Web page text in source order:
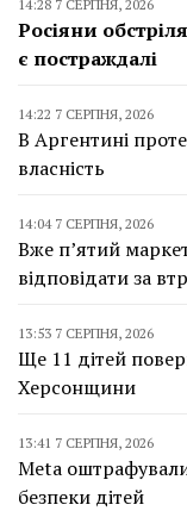
14:28 7 СЕРПНЯ, 2026
Росіяни
є постраждалі
14:22 7 СЕРПНЯ, 2026
В Аргентині
власність
14:04 7 СЕРПНЯ, 2026
Вже п’ятий
відповідати за
13:53 7 СЕРПНЯ, 2026
Ще 11 дітей
Херсонщини
13:41 7 СЕРПНЯ, 2026
Meta
безпеки дітей